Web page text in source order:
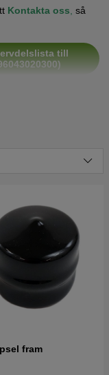
Kontakta oss så
till
fram